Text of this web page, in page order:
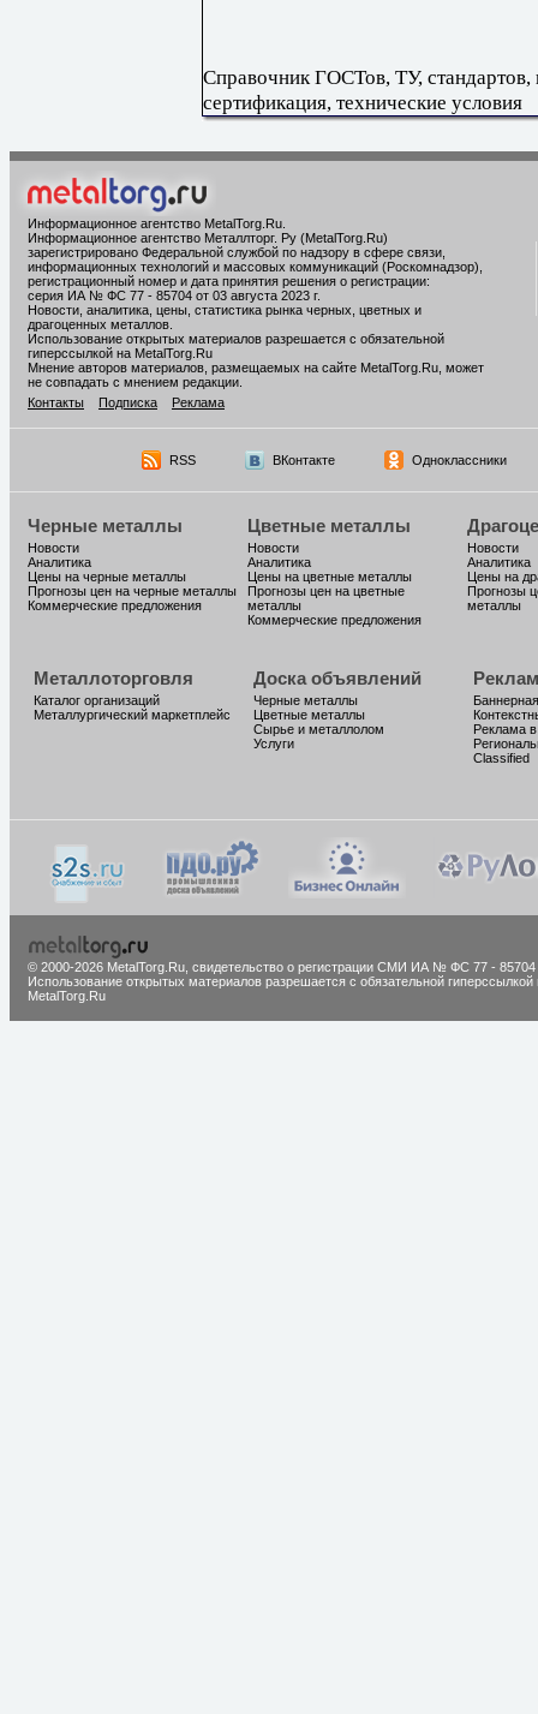
Справочник ГОСТов, ТУ,
сертификация, технические условия
Информационное агентство MetalTorg.Ru
Информационное агентство Металлторг. Ру (MetalTorg.Ru)
зарегистрировано Федеральной службой по надзору в сфере связи,
информационных технологий и массовых коммуникаций (Роскомнадзор),
регистрационный номер и дата принятия решения о регистрации:
серия ИА № ФС 77 - 85704 от 03 августа 2023 г.
Новости, аналитика, цены, статистика рынка черных, цветных и
драгоценных металлов.
Использование открытых материалов разрешается с обязательной
гиперссылкой на MetalTorg.Ru
Мнение авторов материалов, размещаемых на сайте MetalTorg.Ru, может
не совпадать с мнением редакции.
Контакты
Подписка Реклама
RSS ВКонтакте Одноклассники
Черные металлы
Новости
Аналитика
Цены на черные металлы
Прогнозы цен на черные металлы
Коммерческие предложения
Цветные металлы
Новости
Аналитика
Цены на цветные металлы
Прогнозы цен на цветные
металлы
Коммерческие предложения
Новости
Аналитика
Цены на
Прогнозы
металлы
Металлоторговля
Каталог организаций
Металлургический маркетплейс
Доска объявлений
Черные металлы
Цветные металлы
Сырье и металлолом
Услуги
Реклама
Classified
© 2000-2026 MetalTorg.Ru, cвидетельство о регистрации СМИ ИА № ФС 77 - 85704
Использование открытых материалов разрешается с обязательной гиперссылкой
MetalTorg.Ru